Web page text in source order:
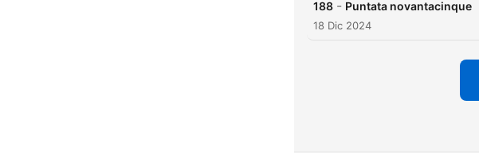
188 - Puntata novantacinque
18 Dic 2024